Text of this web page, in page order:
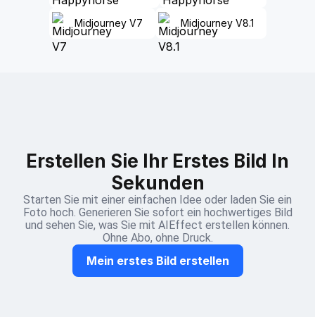
Midjourney V7 Midjourney V8.1
Erstellen Sie Ihr Erstes Bild In
Sekunden
Starten Sie mit einer einfachen Idee oder laden Sie ein
Foto hoch. Generieren Sie sofort ein hochwertiges Bild
und sehen Sie, was Sie mit AIEffect erstellen können.
Ohne Abo, ohne Druck.
Mein erstes Bild erstellen